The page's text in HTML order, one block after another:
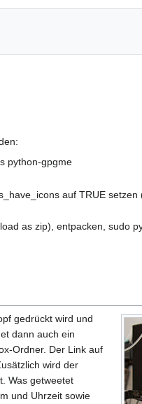
python-gpgme
auf TRUE
as zip), entpacken, sudo
gedrückt wird und
dann auch ein
Ordner. Der Link auf
wird der
Was getweetet
und Uhrzeit sowie